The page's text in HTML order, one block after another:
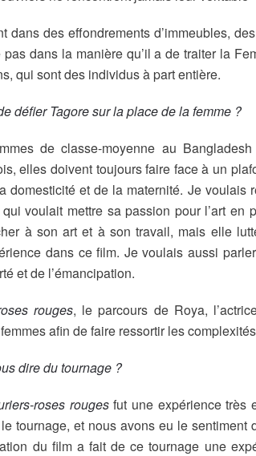
dans des effondrements d’immeubles,
dans la manière qu’il a de traiter la
qui sont des individus à part entière.
défier Tagore sur la place de la femme ?
de classe-moyenne au
elles doivent toujours faire face à un
domesticité et de la maternité. Je voulais
voulait mettre sa passion pour l’art
à son art et à son travail, mais elle
dans ce film. Je voulais aussi
et de l’émancipation.
rouges, le parcours de Roya,
afin de faire ressortir les
dire du tournage ?
roses rougesfut une expérience très
tournage, et nous avons eu le
du film a fait de ce tournage une